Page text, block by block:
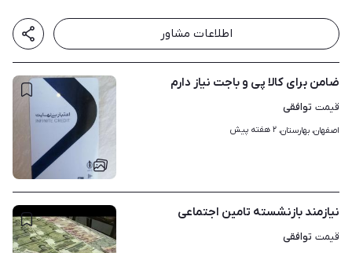
اطلاعات مشاور
۱
ضامن برای کالا پی و باجت نیاز دارم
قیمت توافقی
اصفهان، بهارستان، ۲ هفته پیش
نیازمند بازنشسته تامین اجتماعی
قیمت توافقی